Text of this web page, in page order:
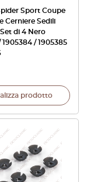
Sport Coupe
Cerniere Sedili
di 4 Nero
1905384 / 1905385
prodotto